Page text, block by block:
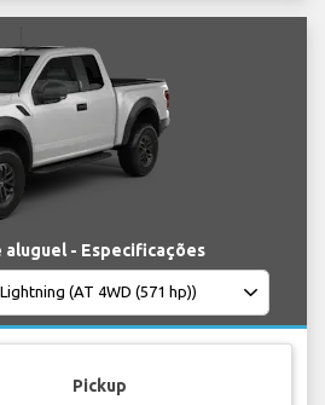
aluguel - Especificações
Pickup